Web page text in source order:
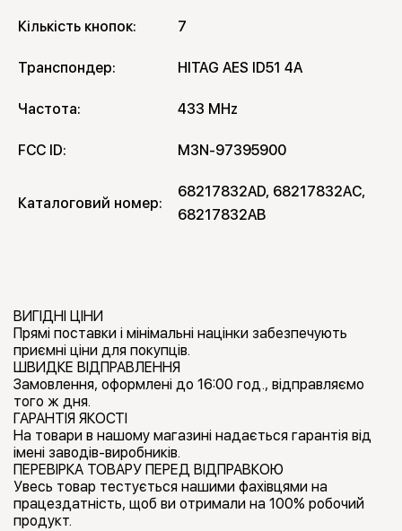
Кількість кнопок: 7
Транспондер: HITAG AES ID51 4A
Частота: 433 MHz
FCC ID: M3N-97395900
Каталоговий номер:
68217832AD, 68217832AC,
68217832AB
ВИГІДНІ ЦІНИ
Прямі поставки і мінімальні націнки забезпечують
приємні ціни для покупців.
ШВИДКЕ ВІДПРАВЛЕННЯ
Замовлення, оформлені до 16:00 год., відправляємо
того ж дня.
ГАРАНТІЯ ЯКОСТІ
На товари в нашому магазині надається гарантія від
імені заводів-виробників.
ПЕРЕВІРКА ТОВАРУ ПЕРЕД ВІДПРАВКОЮ
Увесь товар тестується нашими фахівцями на
працездатність, щоб ви отримали на 100% робочий
продукт.